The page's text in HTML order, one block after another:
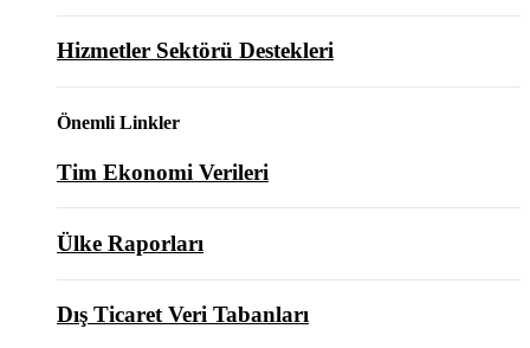
Hizmetler Sektörü Destekleri
Önemli Linkler
Tim Ekonomi Verileri
Ülke Raporları
Dış Ticaret Veri Tabanları